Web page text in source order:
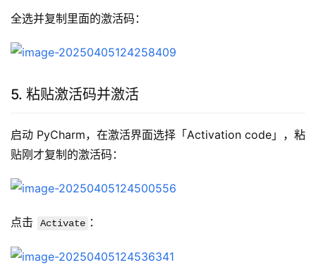
全选并复制里面的激活码：
5. 粘贴激活码并激活
启动 PyCharm，在激活界面选择「Activation code」，粘
贴刚才复制的激活码：
点击 Activate ：